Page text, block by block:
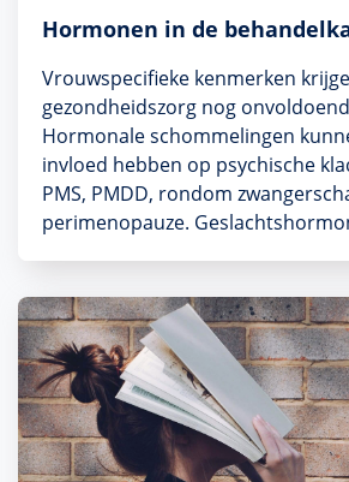
Hormonen in de
Vrouwspecifieke kenmerken
gezondheidszorg nog
Hormonale schommelingen
invloed hebben op psychische
PMS, PMDD, rondom
perimenopauze.